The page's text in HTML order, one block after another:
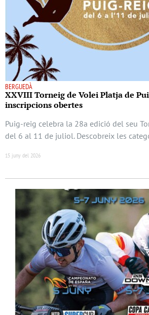
BERGUEDÀ
XXVIII Torneig de Volei Platja de
inscripcions obertes
Puig-reig celebra la 28a edició del seu
del 6 al 11 de juliol. Descobreix les
15 juny del 2026